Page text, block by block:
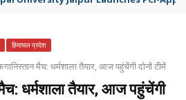
हिमाचल प्रदेश
मैच: धर्मशाला तैयार, आज पहुंचेंगी दोनों टीमें
धर्मशाला तैयार, आज पहुंचेंगी